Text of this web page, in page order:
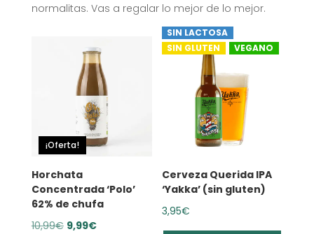
normalitas. Vas a regalar lo mejor de lo mejor.
¡Oferta!
Horchata
Concentrada ‘Polo’
62% de chufa
10,99€ El
9,99€El
SIN LACTOSA
SIN GLUTEN
VEGANO
Cerveza Querida IPA
‘Yakka’ (sin gluten)
3,95€